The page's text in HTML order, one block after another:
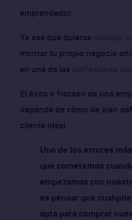
emprendedor.
Ya sea que quieras trabajar
montar tu propio negocio
en una de las profesiones
El éxito o fracaso de una
depende de cómo de bien
cliente ideal.
Uno de los errores
que cometemos
empezamos con
es pensar que
apta para comprar